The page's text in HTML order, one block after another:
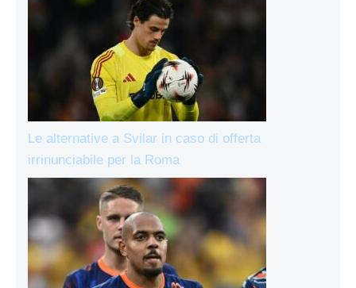
Le alternative a Svilar in caso di offerta
irrinunciabile per la Roma